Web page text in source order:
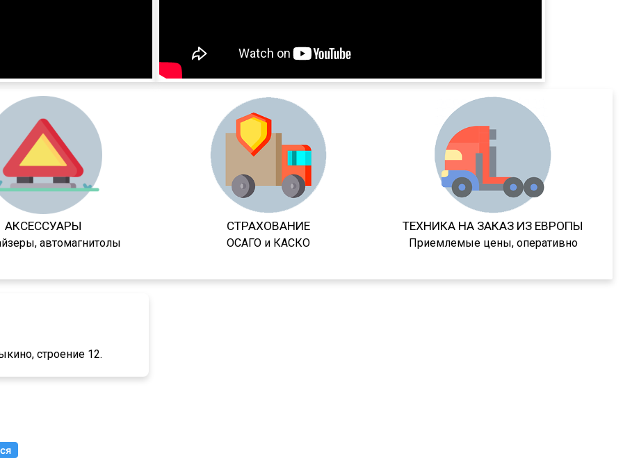
АКСЕССУАРЫ
автомагнитолы
СТРАХОВАНИЕ
ОСАГО и КАСКО
ТЕХНИКА НА ЗАКАЗ ИЗ ЕВРОПЫ
Приемлемые цены, оперативно
строение 12.